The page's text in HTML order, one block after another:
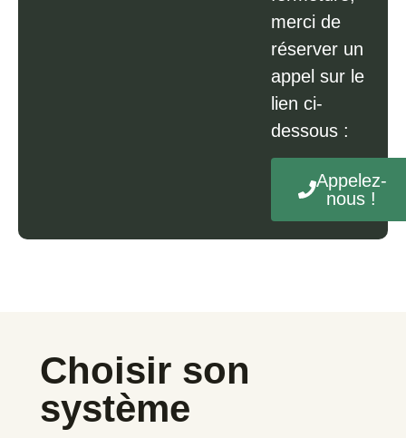
merci de
réserver un
appel sur le
lien ci-
dessous :
Appelez-
nous !
Choisir son
système